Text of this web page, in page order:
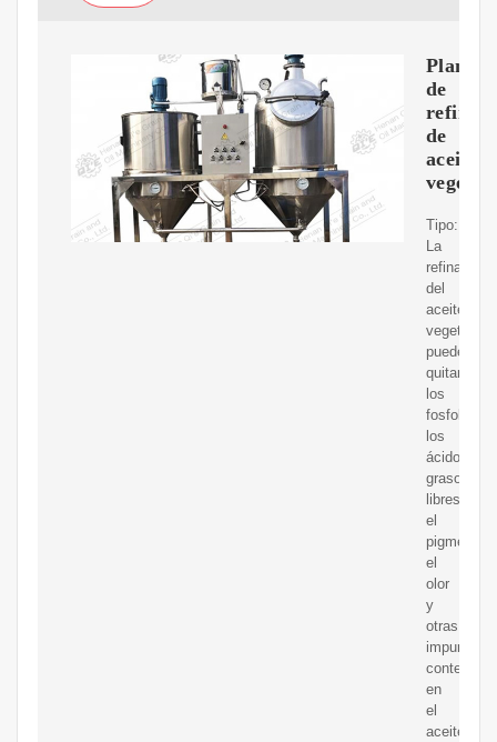
Planta
de
de
aceite
vegetal
Tipo:
La
refinación
del
aceite
vegetal
puede
quitar
los
los
ácidos
grasos
libres,
el
pigmento,
el
olor
y
otras
impurezas
contenidas
en
el
aceite